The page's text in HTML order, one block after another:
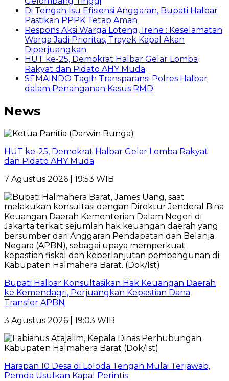
Di Tengah Isu Efisiensi Anggaran, Bupati Halbar
Pastikan PPPK Tetap Aman
Respons Aksi Warga Loteng, Irene : Keselamatan
Warga Jadi Prioritas, Trayek Kapal Akan
Diperjuangkan
HUT ke-25, Demokrat Halbar Gelar Lomba
Rakyat dan Pidato AHY Muda
SEMAINDO Tagih Transparansi Polres Halbar
dalam Penanganan Kasus RMD
News
HUT ke-25, Demokrat Halbar Gelar Lomba Rakyat
dan Pidato AHY Muda
7 Agustus 2026 | 19:53 WIB
Bupati Halbar Konsultasikan Hak Keuangan Daerah
ke Kemendagri, Perjuangkan Kepastian Dana
Transfer APBN
3 Agustus 2026 | 19:03 WIB
Harapan 10 Desa di Loloda Tengah Mulai Terjawab,
Pemda Usulkan Kapal Perintis